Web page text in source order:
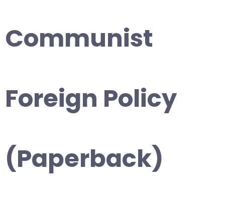
Communist
Foreign Policy
(Paperback)